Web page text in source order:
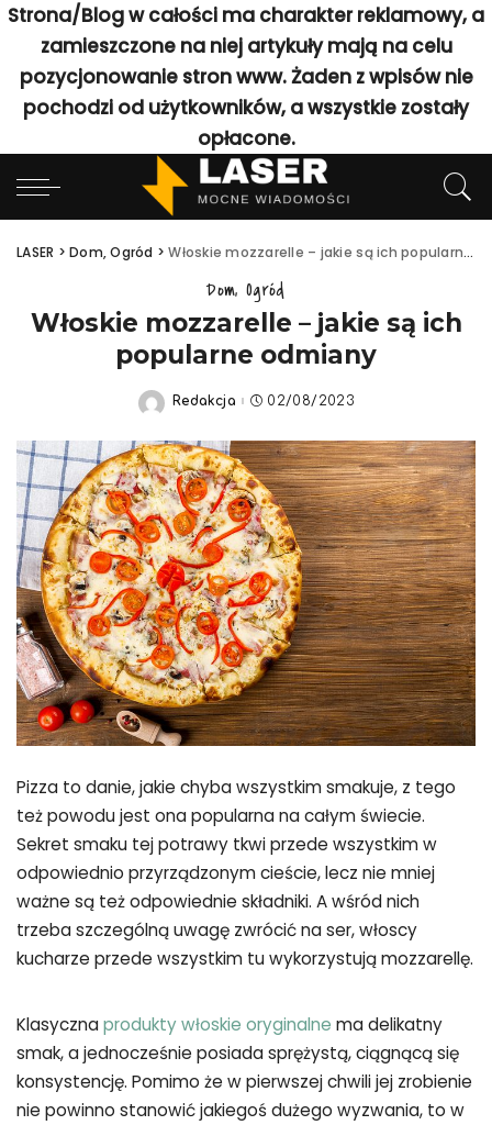
Strona/Blog w całości ma charakter reklamowy, a
zamieszczone na niej artykuły mają na celu
pozycjonowanie stron www. Żaden z wpisów nie
pochodzi od użytkowników, a wszystkie zostały
opłacone.
LASER >Dom, Ogród >Włoskie mozzarelle – jakie są ich popularne odmiany
Dom, Ogród
Włoskie mozzarelle – jakie są ich
popularne odmiany
Posted
Redakcja 02/08/2023
Pizza to danie, jakie chyba wszystkim smakuje, z tego
też powodu jest ona popularna na całym świecie.
Sekret smaku tej potrawy tkwi przede wszystkim w
odpowiednio przyrządzonym cieście, lecz nie mniej
ważne są też odpowiednie składniki. A wśród nich
trzeba szczególną uwagę zwrócić na ser, włoscy
kucharze przede wszystkim tu wykorzystują mozzarellę.
Klasycznaprodukty włoskie oryginalne ma delikatny
smak, a jednocześnie posiada sprężystą, ciągnącą się
konsystencję. Pomimo że w pierwszej chwili jej zrobienie
nie powinno stanowić jakiegoś dużego wyzwania, to w